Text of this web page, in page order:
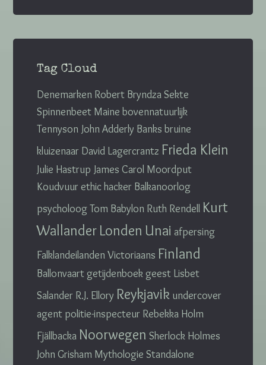
Tag Cloud
Denemarken Robert BryndzaSekte
Spinnenbeet Maine bovennatuurlijk
Tennyson John Adderly Banks bruine
kluizenaar David Lagercrantz Frieda Klein
Julie Hastrup James Carol Moordput
Koudvuurethic hacker Balkanoorlog
psycholoogTom Babylon Ruth Rendell Kurt
Wallander Londen Unai afpersing
FalklandeilandenVictoriaans Finland
Ballonvaartgetijdenboekgeest Lisbet
Salander R.J. Ellory Reykjavik undercover
agent politie-inspecteur Rebekka Holm
Fjällbacka Noorwegen Sherlock Holmes
John Grisham Mythologie Standalone